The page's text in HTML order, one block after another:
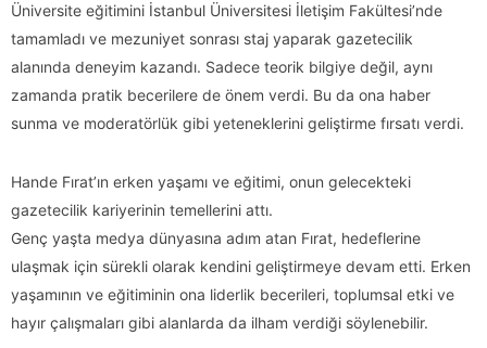
Üniversite eğitimini İstanbul Üniversitesi İletişim Fakültesi’nde
tamamladı ve mezuniyet sonrası staj yaparak gazetecilik
alanında deneyim kazandı. Sadece teorik bilgiye değil, aynı
zamanda pratik becerilere de önem verdi. Bu da ona haber
sunma ve moderatörlük gibi yeteneklerini geliştirme fırsatı verdi.
Hande Fırat’ın erken yaşamı ve eğitimi, onun gelecekteki
gazetecilik kariyerinin temellerini attı.
Genç yaşta medya dünyasına adım atan Fırat, hedeflerine
ulaşmak için sürekli olarak kendini geliştirmeye devam etti. Erken
yaşamının ve eğitiminin ona liderlik becerileri, toplumsal etki ve
hayır çalışmaları gibi alanlarda da ilham verdiği söylenebilir.